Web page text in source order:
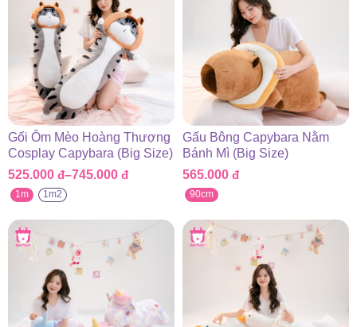
Gối Ôm Mèo Hoàng Thượng
Cosplay Capybara (Big Size)
525.000 đ–745.000 đ
Khoảng
giá:
525.000 đ
đến
745.000 đ
1m 1m2
Gấu Bông Capybara Nằm
Bánh Mì (Big Size)
565.000 đ
90cm